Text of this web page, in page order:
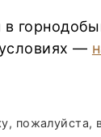
в
—
пожалуйста,